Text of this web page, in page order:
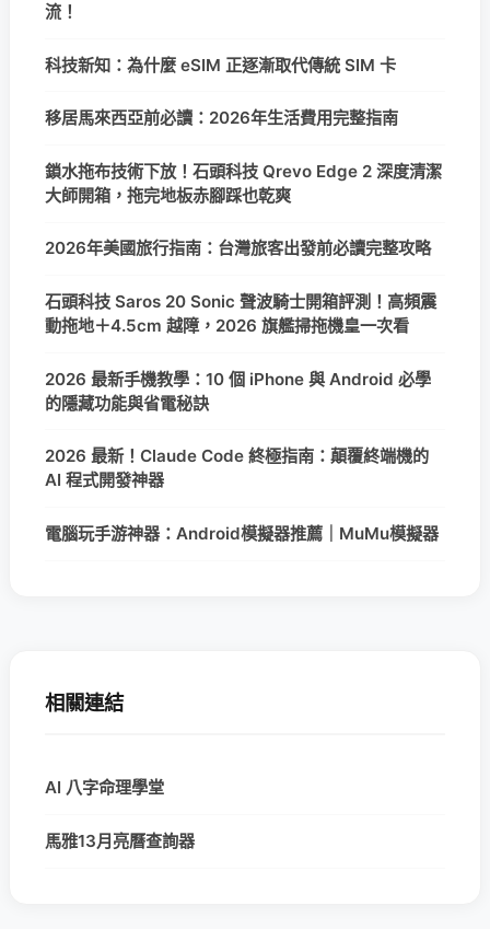
流！
科技新知：為什麼 eSIM 正逐漸取代傳統 SIM 卡
移居馬來西亞前必讀：2026年生活費用完整指南
鎖水拖布技術下放！石頭科技 Qrevo Edge 2 深度清潔
大師開箱，拖完地板赤腳踩也乾爽
2026年美國旅行指南：台灣旅客出發前必讀完整攻略
石頭科技 Saros 20 Sonic 聲波騎士開箱評測！高頻震
動拖地＋4.5cm 越障，2026 旗艦掃拖機皇一次看
2026 最新手機教學：10 個 iPhone 與 Android 必學
的隱藏功能與省電秘訣
2026 最新！Claude Code 終極指南：顛覆終端機的
AI 程式開發神器
電腦玩手游神器：Android模擬器推薦｜MuMu模擬器
相關連結
AI 八字命理學堂
馬雅13月亮曆查詢器